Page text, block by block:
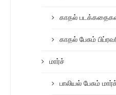
காதல்
காதல் பேசும்
மார்ச்
பாலியல் பேசும்